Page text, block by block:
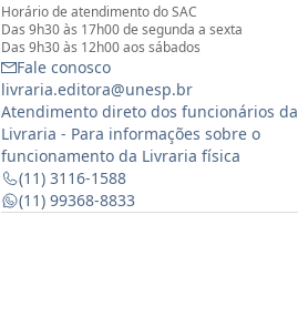
Horário de atendimento do SAC
Das 9h30 às 17h00 de segunda a sexta
Das 9h30 às 12h00 aos sábados
Fale conosco
livraria.editora@unesp.br
Atendimento direto dos funcionários da
Livraria - Para informações sobre o
funcionamento da Livraria física
(11) 3116-1588
(11) 99368-8833